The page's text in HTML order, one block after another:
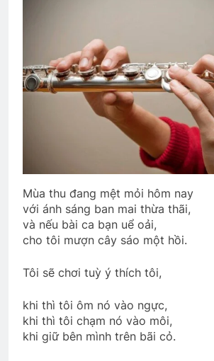
3 Years Ago
CTBCTY Tập II chương
3 Years Ago
Bản thảo TVBQGVN
6 Months Ago
HÃY GỌI ANH ĐI
Tagore)
MỘT ĐỜI DÂNG HIẾN
Tagore)
3 Years Ago
Mùa thu đang mệt mỏi hôm nay
với ánh sáng ban mai thừa thãi,
và nếu bài ca bạn uể oải,
cho tôi mượn cây sáo một hồi.
Tôi sẽ chơi tuỳ ý thích tôi,
khi thì tôi ôm nó vào ngực,
khi thì tôi chạm nó vào môi,
khi giữ bên mình trên bãi cỏ.